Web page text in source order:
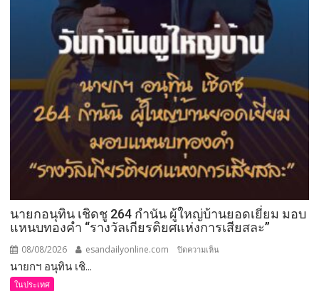
นายกอนุทิน เชิดชู 264 กำนัน ผู้ใหญ่บ้านยอดเยี่ยม มอบ
แหนบทองคำ “รางวัลเกียรติยศแห่งการเสียสละ”
08/08/2026 esandailyonline.com ปิดความเห็น
นายกฯ อนุทิน เชิ...
ในประเทศ